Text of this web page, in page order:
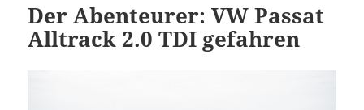
Der Abenteurer: VW Passat
Alltrack 2.0 TDI gefahren